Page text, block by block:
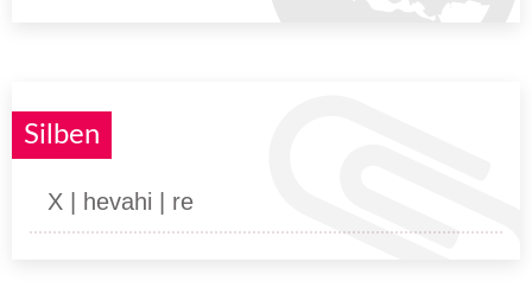
Silben
X | hevahi | re